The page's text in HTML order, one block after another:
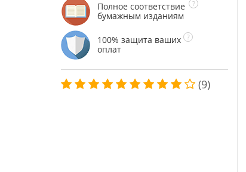
Полное соответствие
бумажным изданиям
100% защита ваших
оплат
(9)